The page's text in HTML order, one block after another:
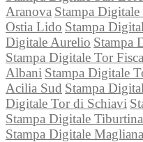
Aranova Stampa
Ostia Lido Stampa
Digitale Aurelio Stampa
Stampa Digitale Tor
Albani Stampa Digitale
Acilia Sud Stampa
Digitale Tor di Schiavi
Stampa Digitale Tiburtina
Stampa Digitale Magliana